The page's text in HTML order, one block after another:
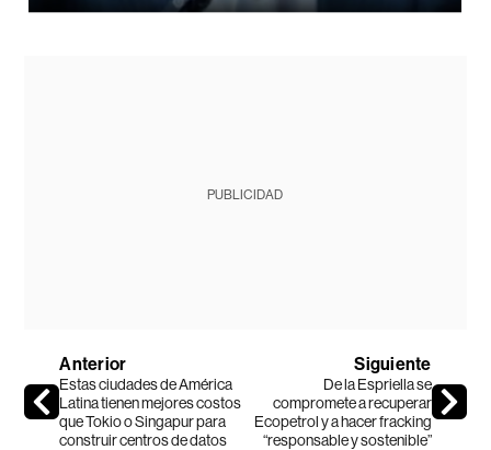
PUBLICIDAD
Anterior
Estas ciudades de América
Latina tienen mejores costos
que Tokio o Singapur para
construir centros de datos
Siguiente
De la Espriella se
compromete a recuperar
Ecopetrol y a hacer fracking
“responsable y sostenible”